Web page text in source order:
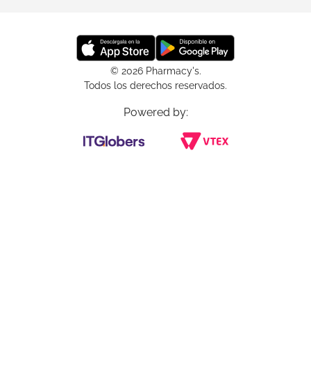
© 2026 Pharmacy's.
Todos los derechos reservados.
Powered by: